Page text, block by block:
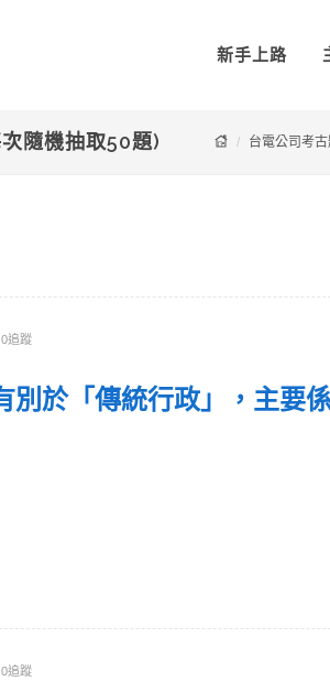
新手上路
隨機抽取50題) 台電公司考古
0追蹤
別於「傳統行政」，主要
0追蹤